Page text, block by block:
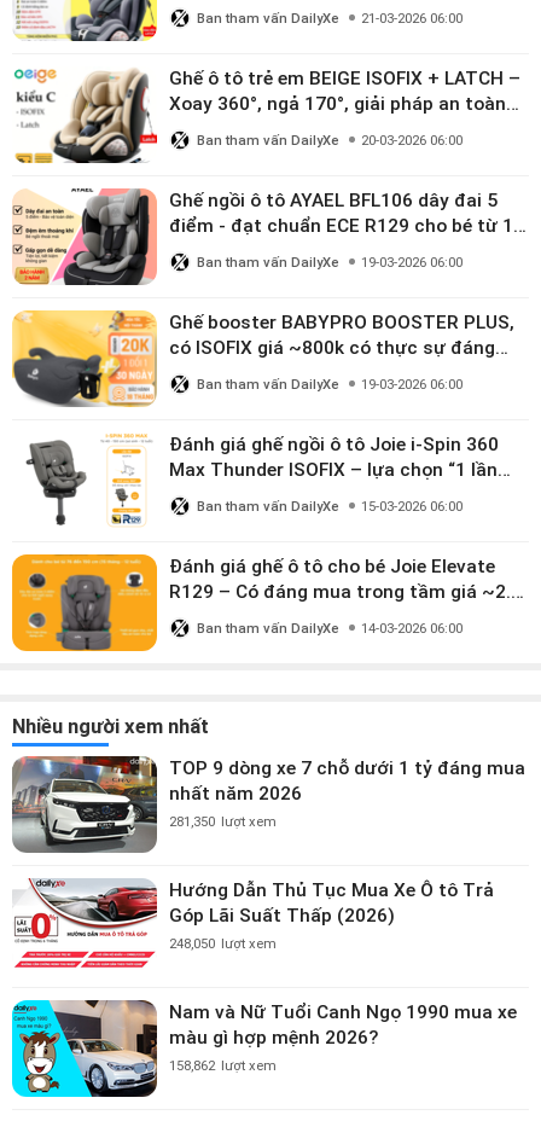
Ban tham vấn DailyXe 21-03-2026 06:00
Ghế ô tô trẻ em BEIGE ISOFIX + LATCH –
Xoay 360°, ngả 170°, giải pháp an toàn
linh hoạt cho bé 0–10 tuổi
Ban tham vấn DailyXe 20-03-2026 06:00
Ghế ngồi ô tô AYAEL BFL106 dây đai 5
điểm - đạt chuẩn ECE R129 cho bé từ 1–
10 tuổi
Ban tham vấn DailyXe 19-03-2026 06:00
Ghế booster BABYPRO BOOSTER PLUS,
có ISOFIX giá ~800k có thực sự đáng
mua?
Ban tham vấn DailyXe 19-03-2026 06:00
Đánh giá ghế ngồi ô tô Joie i-Spin 360
Max Thunder ISOFIX – lựa chọn “1 lần
dùng đến 12 năm” có đáng giá gần 9
triệu?
Ban tham vấn DailyXe 15-03-2026 06:00
Đánh giá ghế ô tô cho bé Joie Elevate
R129 – Có đáng mua trong tầm giá ~2.8
triệu?
Ban tham vấn DailyXe 14-03-2026 06:00
Nhiều người xem nhất
TOP 9 dòng xe 7 chỗ dưới 1 tỷ đáng mua
nhất năm 2026
281,350 lượt xem
Hướng Dẫn Thủ Tục Mua Xe Ô tô Trả
Góp Lãi Suất Thấp (2026)
248,050 lượt xem
Nam và Nữ Tuổi Canh Ngọ 1990 mua xe
màu gì hợp mệnh 2026?
158,862 lượt xem